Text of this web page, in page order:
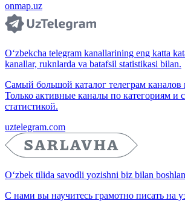
onmap.uz
O‘zbekcha telegram kanallarining eng katta
kanallar, ruknlarda va batafsil statistikasi bilan.
Самый большой каталог телеграм каналов
Только активные каналы по категориям и
статистикой.
uztelegram.com
O‘zbek tilida savodli yozishni biz bilan
С нами вы научитесь грамотно писать на